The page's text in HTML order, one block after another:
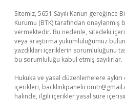
Sitemiz, 5651 Sayılı Kanun gereğince
Kurumu (BTK) tarafından onaylanmış
vermektedir. Bu nedenle, sitedeki
veya araştırma yükümlülüğümüz
yazdıkları içeriklerin sorumluluğunu
bu sorumluluğu kabul etmiş sayılırlar.
Hukuka ve yasal düzenlemelere
içerikleri,
halinde, ilgili içerikler yasal süre